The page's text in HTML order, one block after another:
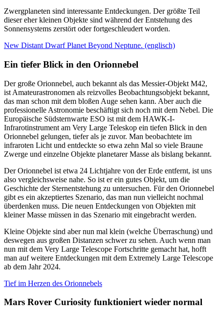
Zwergplaneten sind interessante Entdeckungen. Der größte Teil
dieser eher kleinen Objekte sind während der Entstehung des
Sonnensystems zerstört oder fortgeschleudert worden.
New Distant Dwarf Planet Beyond Neptune. (englisch)
Ein tiefer Blick in den Orionnebel
Der große Orionnebel, auch bekannt als das Messier-Objekt M42,
ist Amateurastronomen als reizvolles Beobachtungsobjekt bekannt,
das man schon mit dem bloßen Auge sehen kann. Aber auch die
professionelle Astronomie beschäftigt sich noch mit dem Nebel. Die
Europäische Südsternwarte ESO ist mit dem HAWK-I-
Infrarotinstrument am Very Large Teleskop ein tiefen Blick in den
Orionnebel gelungen, tiefer als je zuvor. Man beobachtete im
infraroten Licht und entdeckte so etwa zehn Mal so viele Braune
Zwerge und einzelne Objekte planetarer Masse als bislang bekannt.
Der Orionnebel ist etwa 24 Lichtjahre von der Erde entfernt, ist uns
also vergleichsweise nahe. So ist er ein gutes Objekt, um die
Geschichte der Sternentstehung zu untersuchen. Für den Orionnebel
gibt es ein akzeptiertes Szenario, das man nun vielleicht nochmal
überdenken muss. Die neuen Entdeckungen von Objekten mit
kleiner Masse müssen in das Szenario mit eingebracht werden.
Kleine Objekte sind aber nun mal klein (welche Überraschung) und
deswegen aus großen Distanzen schwer zu sehen. Auch wenn man
nun mit dem Very Large Telescope Fortschritte gemacht hat, hofft
man auf weitere Entdeckungen mit dem Extremely Large Telescope
ab dem Jahr 2024.
Tief im Herzen des Orionnebels
Mars Rover Curiosity funktioniert wieder normal